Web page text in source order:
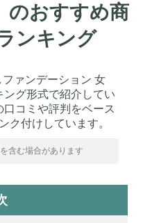
のおすすめ商
ンキング
ァンデーション 女
グ形式で紹介してい
コミや評判をベース
ク付けしています。
含む場合があります